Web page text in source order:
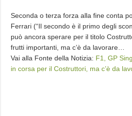
Seconda o terza forza alla fine conta
Ferrari (“Il secondo è il primo degli
può ancora sperare per il titolo
frutti importanti, ma c’è da lavorare…
Vai alla Fonte della Notizia: F1, GP
in corsa per il Costruttori, ma c’è da